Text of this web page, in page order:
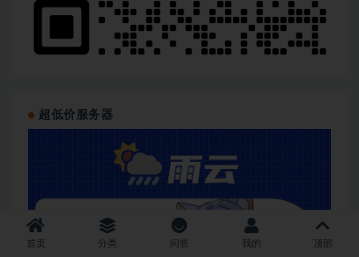
超低价服务器
首页 分类 问答 我的 顶部